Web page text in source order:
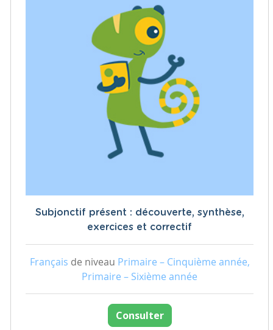
Subjonctif présent : découverte, synthèse,
exercices et correctif
Français de niveau Primaire – Cinquième année,
Primaire – Sixième année
Consulter